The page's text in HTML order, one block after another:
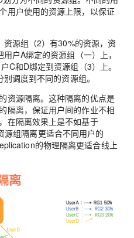
用户使用的资源上限，以保证
源组（2）有30%的资源，资
户A绑定的资源组（一）上，
C和D绑定到资源组（3）上。
调度到不同的资源组。
资源隔离。这种隔离的优点是
隔离，保证用户间的作业不相
在隔离效果上是不如基于
组隔离更适合不同用户的
的物理隔离更适合线上